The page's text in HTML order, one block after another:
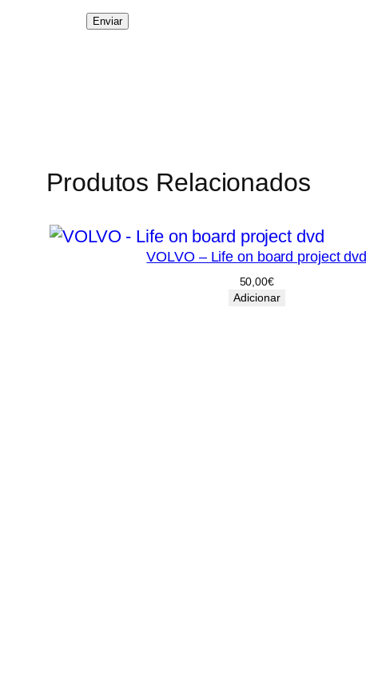
Produtos Relacionados
VOLVO – Life on board project dvd
50,00€
Adicionar